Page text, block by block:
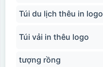
Túi du lịch thêu in logo
Túi vải in thêu logo
tượng rồng